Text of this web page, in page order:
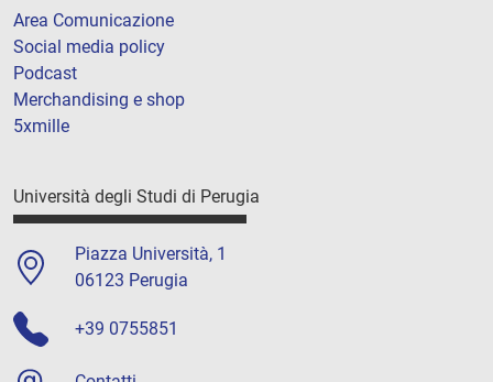
Area Comunicazione
Social media policy
Podcast
Merchandising e shop
5xmille
Università degli Studi di Perugia
Piazza Università, 1
06123 Perugia
+39 0755851